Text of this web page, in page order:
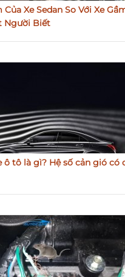
Xe Sedan So Với Xe
Người Biết
ô tô là gì? Hệ số cản gió có